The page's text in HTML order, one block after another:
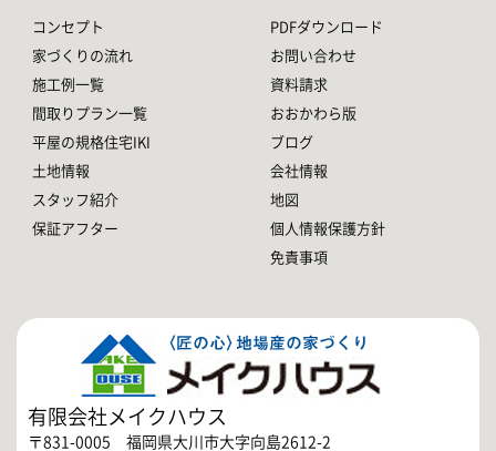
コンセプト
家づくりの流れ
施工例一覧
間取りプラン一覧
平屋の規格住宅IKI
土地情報
スタッフ紹介
保証アフター
PDFダウンロード
お問い合わせ
資料請求
おおかわら版
ブログ
会社情報
地図
個人情報保護方針
免責事項
有限会社メイクハウス
〒831-0005 福岡県大川市大字向島2612-2